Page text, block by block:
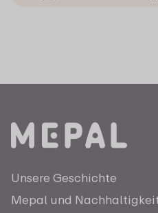
Unsere Geschichte
Mepal und